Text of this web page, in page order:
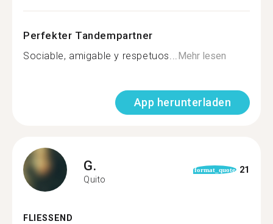
Perfekter Tandempartner
Sociable, amigable y respetuos...Mehr lesen
App herunterladen
G.
Quito
format_quote 21
FLIESSEND